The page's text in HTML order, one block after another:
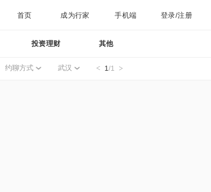
首页 成为行家 手机端 登录/注册
投资理财 其他
约聊方式 武汉 1/1